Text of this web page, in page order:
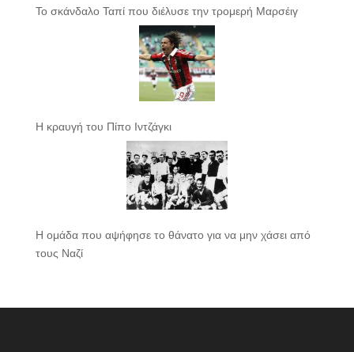
Το σκάνδαλο Ταπί που διέλυσε την τρομερή Μαρσέιγ
Η κραυγή του Πίπο Ιντζάγκι
Η ομάδα που αψήφησε το θάνατο για να μην χάσει από
τους Ναζί